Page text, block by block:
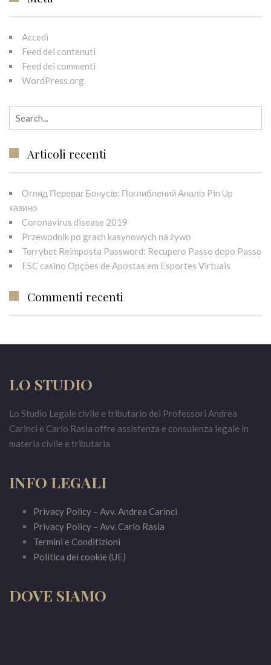
Accedi
Feed dei contenuti
Feed dei commenti
WordPress.org
Search for:
Articoli recenti
Огляд Переваг Бонусів: Поглиблений Аналіз Pin Up
казино
Coronavirus disease 2019
Przewodnik po grach kasynowych na żywo
Terrybet Reimposta Password: Recupero Passo dopo Passo
ESC casino Opções de Apostas em Esportes Virtuais
Commenti recenti
LO STUDIO
Lo Studio Legale civile e tributario dei Professori Andrea
Carinci e Carlo Rasia offre assistenza e consulenza legale in
materia civile e tributaria
INFO LEGALI
Privacy Policy – Avv. Andrea Carinci
Privacy Policy – Avv. Carlo Rasia
Termini e Conditizioni
Politica dei cookie (UE)
DOVE SIAMO